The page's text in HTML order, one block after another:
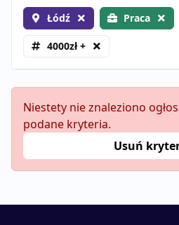
Łódź Praca
4000zł +
Niestety nie znaleziono
podane kryteria.
Usuń